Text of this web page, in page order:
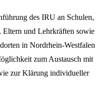
des IRU an Schulen,
Eltern und Lehrkräften sowie
in Nordrhein-Westfalen
zum Austausch mit
zur Klärung individueller